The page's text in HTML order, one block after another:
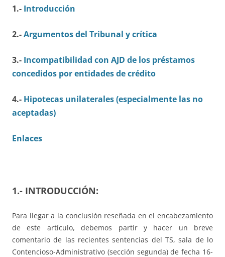
1.- Introducción
2.-Argumentos del Tribunal y crítica
3.- Incompatibilidad con AJD de los préstamos
concedidos por entidades de crédito
4.- Hipotecas unilaterales (especialmente las no
aceptadas)
Enlaces
1.- INTRODUCCIÓN:
Para llegar a la conclusión reseñada en el encabezamiento
de este artículo, debemos partir y hacer un breve
comentario de las recientes sentencias del TS, sala de lo
Contencioso-Administrativo (sección segunda) de fecha 16-